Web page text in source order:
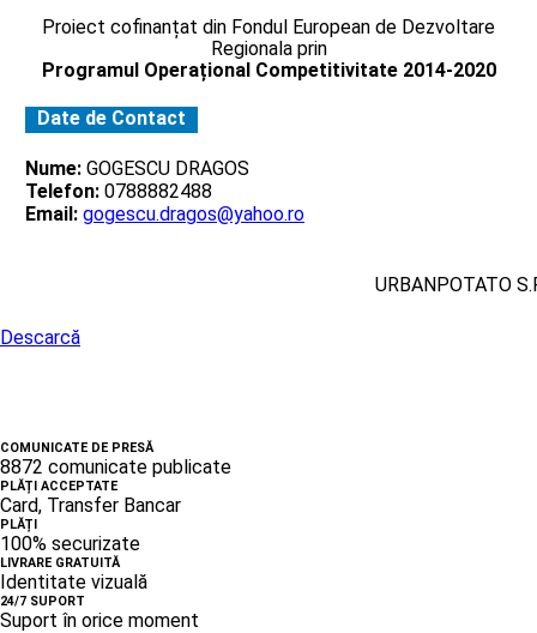
Proiect cofinanțat din Fondul European de Dezvoltare
Regionala prin
Programul Operațional Competitivitate 2014-2020
Date de Contact
Nume: GOGESCU DRAGOS
Telefon: 0788882488
Email: gogescu.dragos@yahoo.ro
URBANPOTATO
Descarcă
COMUNICATE DE PRESĂ
8872 comunicate publicate
PLĂȚI ACCEPTATE
Card, Transfer Bancar
PLĂȚI
100% securizate
LIVRARE GRATUITĂ
Identitate vizuală
24/7 SUPORT
Suport în orice moment